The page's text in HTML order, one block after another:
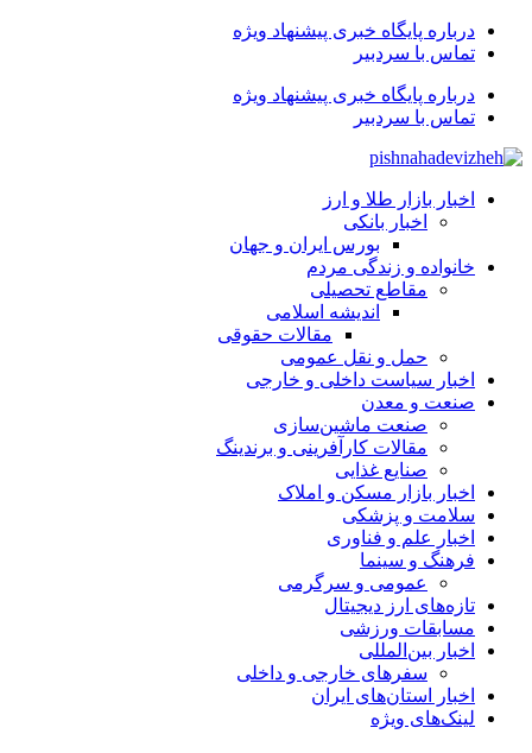
درباره پایگاه خبری پیشنهاد ویژه
تماس با سردبیر
درباره پایگاه خبری پیشنهاد ویژه
تماس با سردبیر
اخبار بازار طلا و ارز
اخبار بانکی
بورس ایران و جهان
خانواده و زندگی مردم
مقاطع تحصیلی
اندیشه اسلامی
مقالات حقوقی
حمل و نقل عمومی
اخبار سیاست داخلی و خارجی
صنعت و معدن
صنعت ماشین‌سازی
مقالات کارآفرینی و برندینگ
صنایع غذایی
اخبار بازار مسکن و املاک
سلامت و پزشکی
اخبار علم و فناوری
فرهنگ و سینما
عمومی و سرگرمی
تازه‌های ارز دیجیتال
مسابقات ورزشی
اخبار بین‌المللی
سفرهای خارجی و داخلی
اخبار استان‌های ایران
لینک‌های ویژه